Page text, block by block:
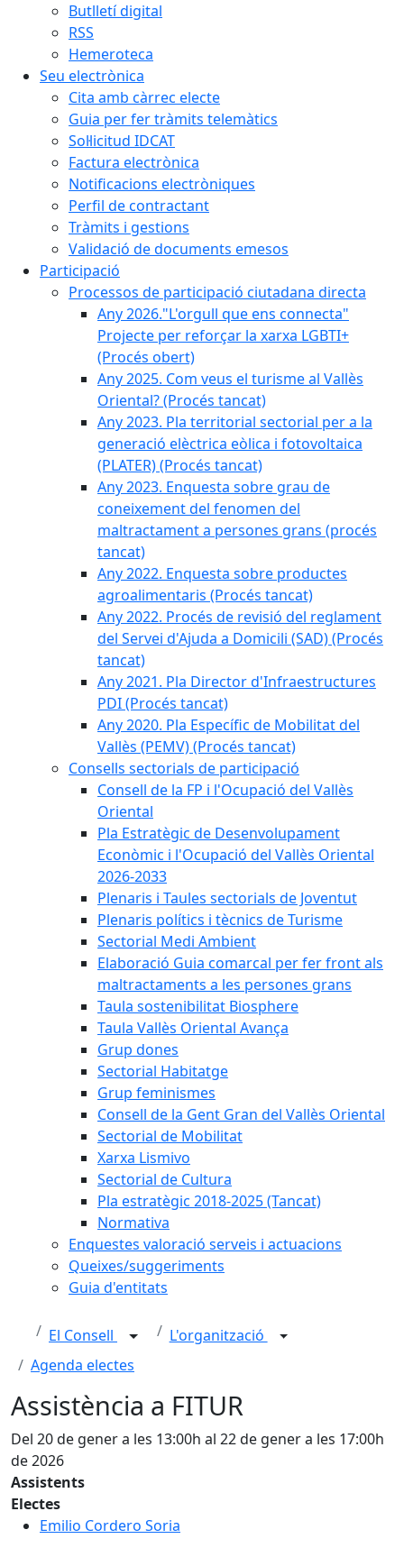
Butlletí digital
RSS
Hemeroteca
Seu electrònica
Cita amb càrrec electe
Guia per fer tràmits telemàtics
Sol·licitud IDCAT
Factura electrònica
Notificacions electròniques
Perfil de contractant
Tràmits i gestions
Validació de documents emesos
Participació
Processos de participació ciutadana directa
Any 2026."L'orgull que ens connecta"
Projecte per reforçar la xarxa LGBTI+
(Procés obert)
Any 2025. Com veus el turisme al Vallès
Oriental? (Procés tancat)
Any 2023. Pla territorial sectorial per a la
generació elèctrica eòlica i fotovoltaica
(PLATER) (Procés tancat)
Any 2023. Enquesta sobre grau de
coneixement del fenomen del
maltractament a persones grans (procés
tancat)
Any 2022. Enquesta sobre productes
agroalimentaris (Procés tancat)
Any 2022. Procés de revisió del reglament
del Servei d'Ajuda a Domicili (SAD) (Procés
tancat)
Any 2021. Pla Director d'Infraestructures
PDI (Procés tancat)
Any 2020. Pla Específic de Mobilitat del
Vallès (PEMV) (Procés tancat)
Consells sectorials de participació
Consell de la FP i l'Ocupació del Vallès
Oriental
Pla Estratègic de Desenvolupament
Econòmic i l'Ocupació del Vallès Oriental
2026-2033
Plenaris i Taules sectorials de Joventut
Plenaris polítics i tècnics de Turisme
Sectorial Medi Ambient
Elaboració Guia comarcal per fer front als
maltractaments a les persones grans
Taula sostenibilitat Biosphere
Taula Vallès Oriental Avança
Grup dones
Sectorial Habitatge
Grup feminismes
Consell de la Gent Gran del Vallès Oriental
Sectorial de Mobilitat
Xarxa Lismivo
Sectorial de Cultura
Pla estratègic 2018-2025 (Tancat)
Normativa
Enquestes valoració serveis i actuacions
Queixes/suggeriments
Guia d'entitats
El Consell
L'organització
Agenda electes
Assistència a FITUR
Del 20 de gener a les 13:00h al 22 de gener a les 17:00h
de 2026
Assistents
Electes
Emilio Cordero Soria